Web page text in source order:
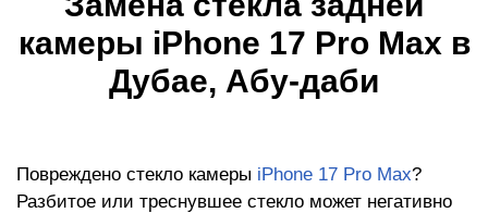
камеры iPhone 17 Pro Max в
Дубае, Абу-даби
Повреждено стекло камеры iPhone 17 Pro Max?
Разбитое или треснувшее стекло может негативно